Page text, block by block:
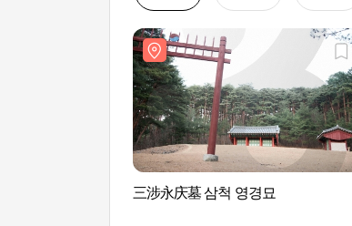
三涉永庆墓 삼척 영경묘